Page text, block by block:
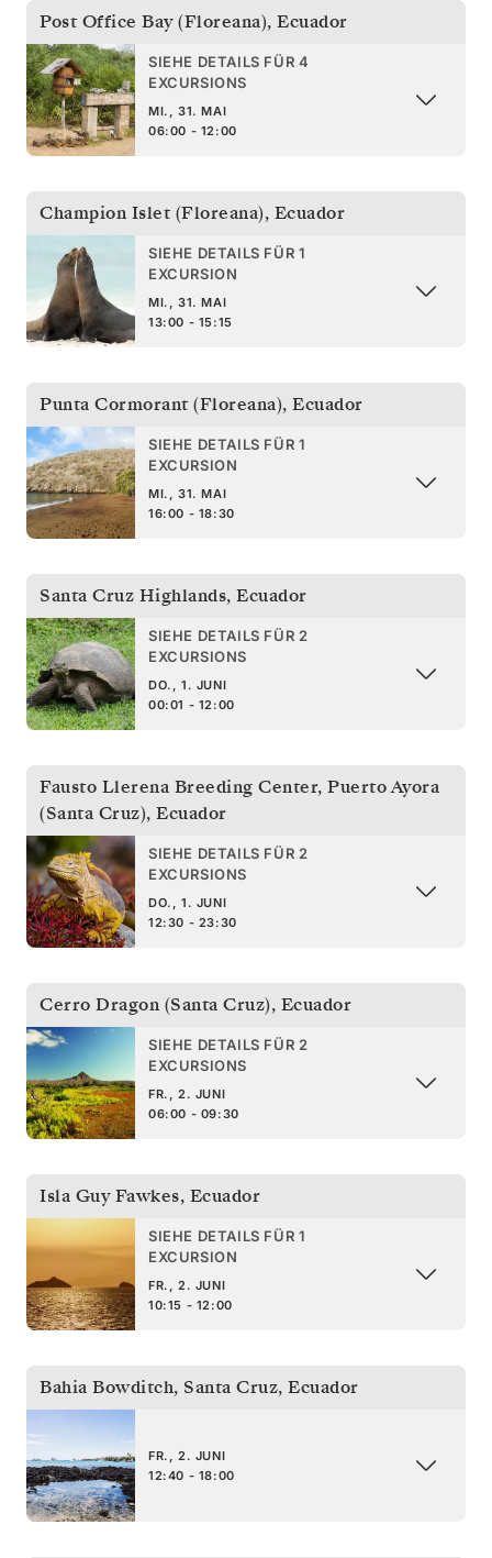
Post Office Bay (Floreana), Ecuador
SIEHE DETAILS FÜR 4
EXCURSIONS
MI., 31. MAI
06:00 - 12:00
Champion Islet (Floreana), Ecuador
SIEHE DETAILS FÜR 1
EXCURSION
MI., 31. MAI
13:00 - 15:15
Punta Cormorant (Floreana), Ecuador
SIEHE DETAILS FÜR 1
EXCURSION
MI., 31. MAI
16:00 - 18:30
Santa Cruz Highlands, Ecuador
SIEHE DETAILS FÜR 2
EXCURSIONS
DO., 1. JUNI
00:01 - 12:00
Fausto Llerena Breeding Center, Puerto Ayora
(Santa Cruz), Ecuador
SIEHE DETAILS FÜR 2
EXCURSIONS
DO., 1. JUNI
12:30 - 23:30
Cerro Dragon (Santa Cruz), Ecuador
SIEHE DETAILS FÜR 2
EXCURSIONS
FR., 2. JUNI
06:00 - 09:30
Isla Guy Fawkes, Ecuador
SIEHE DETAILS FÜR 1
EXCURSION
FR., 2. JUNI
10:15 - 12:00
Bahia Bowditch, Santa Cruz, Ecuador
FR., 2. JUNI
12:40 - 18:00